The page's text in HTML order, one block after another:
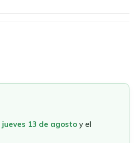
jueves 13 de agostoy el